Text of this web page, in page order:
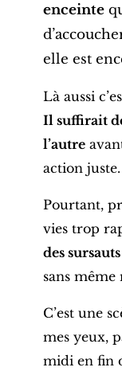
enceinte
elle est
Là aussi
Il suffirait
l’autre
action juste.
Pourtant,
vies trop
des
sans
C’est une
mes yeux,
midi en fin